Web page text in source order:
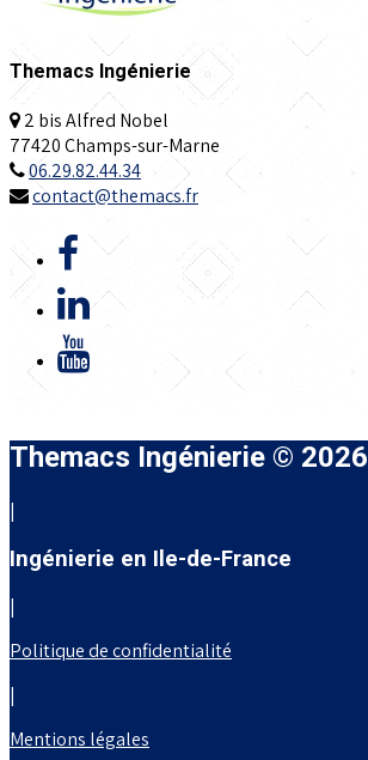
Themacs Ingénierie
2 bis Alfred Nobel
77420 Champs-sur-Marne
06.29.82.44.34
contact@themacs.fr
Themacs Ingénierie © 2026
|
Ingénierie en Ile-de-France
|
Politique de confidentialité
|
Mentions légales